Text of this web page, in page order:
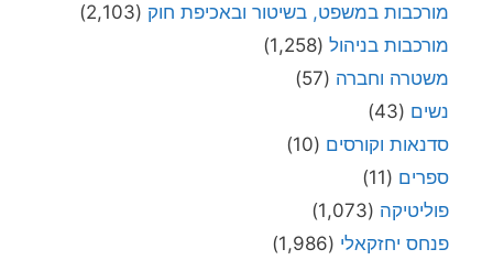
מורכבות במשפט, בשיטור ובאכיפת חוק (2,103)
מורכבות בניהול (1,258)
משטרה וחברה (57)
נשים (43)
סדנאות וקורסים (10)
ספרים (11)
פוליטיקה (1,073)
פנחס יחזקאלי (1,986)